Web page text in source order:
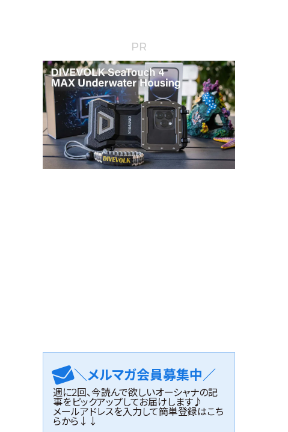
PR
＼メルマガ会員募集中／
週に2回、今読んで欲しいオーシャナの記
事をピックアップしてお届けします♪
メールアドレスを入力して簡単登録はこち
らから↓↓